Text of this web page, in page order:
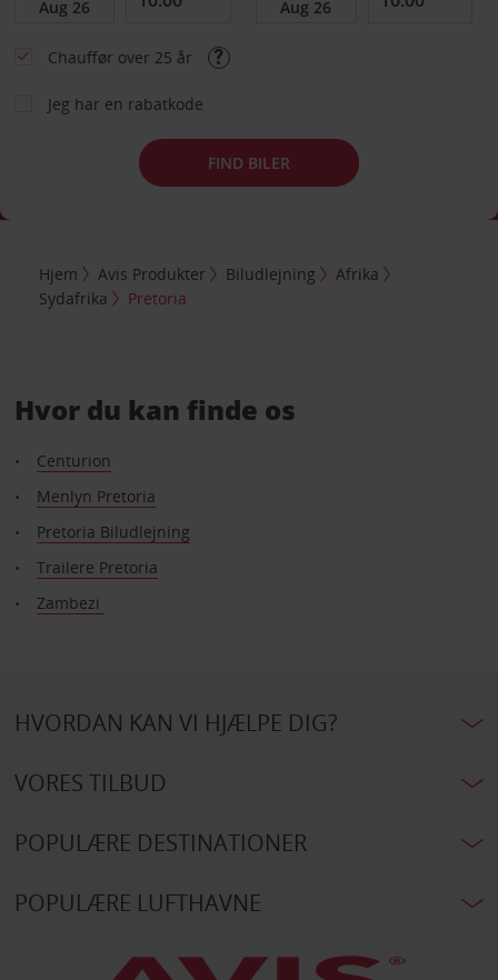
Chauffør over 25 år
Jeg har en rabatkode
FIND BILER
Hjem Avis Produkter Biludlejning
Afrika
Sydafrika
Pretoria
Hvor du kan finde os
Centurion
Menlyn Pretoria
Pretoria Biludlejning
Trailere Pretoria
Zambezi
HVORDAN KAN VI HJÆLPE DIG?
VORES TILBUD
POPULÆRE DESTINATIONER
POPULÆRE LUFTHAVNE